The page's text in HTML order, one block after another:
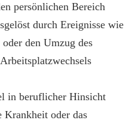
persönlichen Bereich
durch Ereignisse wie
den Umzug des
in beruflicher Hinsicht
Krankheit oder das